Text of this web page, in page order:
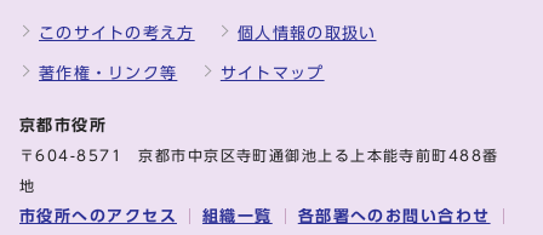
このサイトの考え方 個人情報の取扱い
著作権・リンク等 サイトマップ
京都市役所
〒604-8571 京都市中京区寺町通御池上る上本能寺前町488番
地
市役所へのアクセス 組織一覧 各部署へのお問い合わせ